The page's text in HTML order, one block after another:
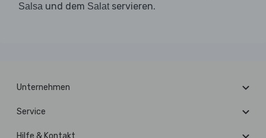
Salsa und dem Salatservieren.
Unternehmen
Service